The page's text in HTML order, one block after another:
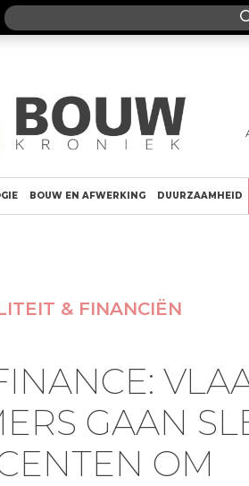
BOUW EN AFWERKING DUURZAAMHEID
& FINANCIËN
GAAN
OM